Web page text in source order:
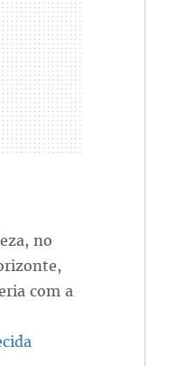
no
com a